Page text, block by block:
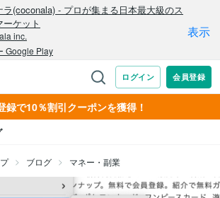
録で10％割引クーポンを獲得！
ブログ マネー・副業